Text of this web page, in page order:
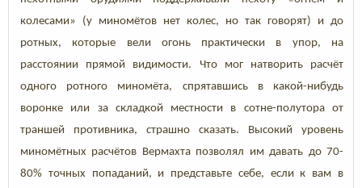
колесами» (у миномётов нет колес, но так говорят) и до
ротных, которые вели огонь практически в упор, на
расстоянии прямой видимости. Что мог натворить расчёт
одного ротного миномёта, спрятавшись в какой-нибудь
воронке или за складкой местности в сотне-полутора от
траншей противника, страшно сказать. Высокий уровень
миномётных расчётов Вермахта позволял им давать до 70-
80% точных попаданий, и представьте себе, если к вам в